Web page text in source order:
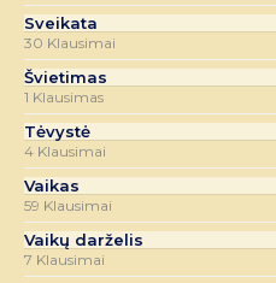
Sveikata
30 Klausimai
Švietimas
1 Klausimas
Tėvystė
4 Klausimai
Vaikas
59 Klausimai
Vaikų darželis
7 Klausimai